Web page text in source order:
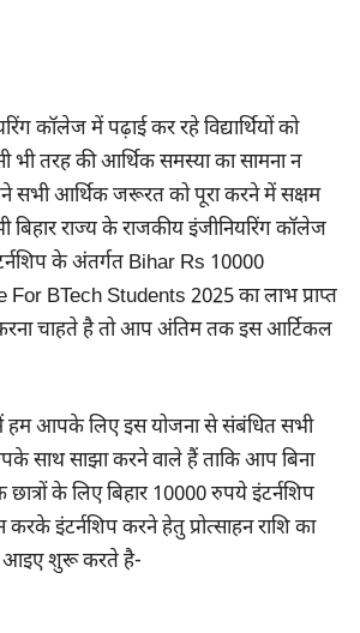
कॉलेज में पढ़ाई कर रहे विद्यार्थियों को
भी तरह की आर्थिक समस्या का सामना न
सभी आर्थिक जरूरत को पूरा करने में सक्षम
राज्य के राजकीय इंजीनियरिंग कॉलेज
के अंतर्गत Bihar Rs 10000
BTech Students 2025 का लाभ प्राप्त
चाहते है तो आप अंतिम तक इस आर्टिकल
हम आपके लिए इस योजना से संबंधित सभी
साथ साझा करने वाले हैं ताकि आप बिना
के लिए बिहार 10000 रुपये इंटर्नशिप
इंटर्नशिप करने हेतु प्रोत्साहन राशि का
आइए शुरू करते है-